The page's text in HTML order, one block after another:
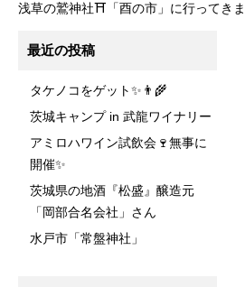
浅草の鷲神社⛩「酉の市」に行ってき
最近の投稿
タケノコをゲット✨👨‍🌾
茨城キャンプ in 武龍ワイナリー
アミロハワイン試飲会🍷無事に
開催✨
茨城県の地酒『松盛』醸造元
「岡部合名会社」さん
水戸市「常盤神社」